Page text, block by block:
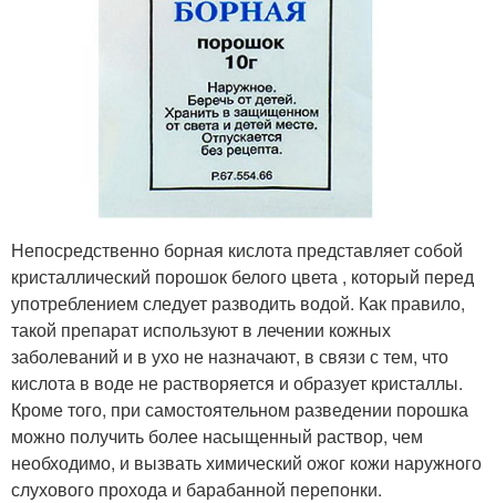
Непосредственно борная кислота представляет собой
кристаллический порошок белого цвета , который перед
употреблением следует разводить водой. Как правило,
такой препарат используют в лечении кожных
заболеваний и в ухо не назначают, в связи с тем, что
кислота в воде не растворяется и образует кристаллы.
Кроме того, при самостоятельном разведении порошка
можно получить более насыщенный раствор, чем
необходимо, и вызвать химический ожог кожи наружного
слухового прохода и барабанной перепонки.